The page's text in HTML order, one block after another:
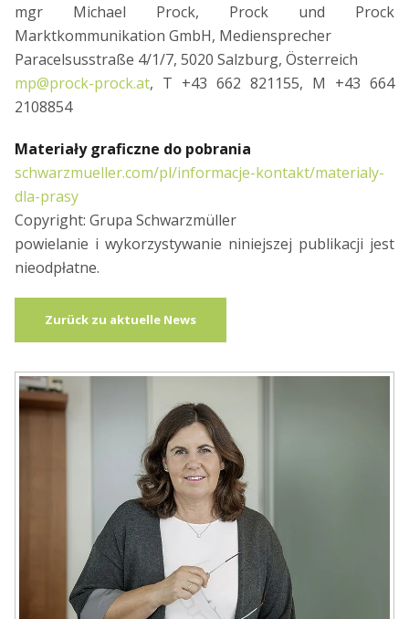
mgr Michael Prock, Prock und Prock
Marktkommunikation GmbH, Mediensprecher
Paracelsusstraße 4/1/7, 5020 Salzburg, Österreich
mp@prock-prock.at, T +43 662 821155, M +43 664
2108854
Materiały graficzne do pobrania
schwarzmueller.com/pl/informacje-kontakt/materialy-
dla-prasy
Copyright: Grupa Schwarzmüller
powielanie i wykorzystywanie niniejszej publikacji jest
nieodpłatne.
Zurück zu aktuelle News